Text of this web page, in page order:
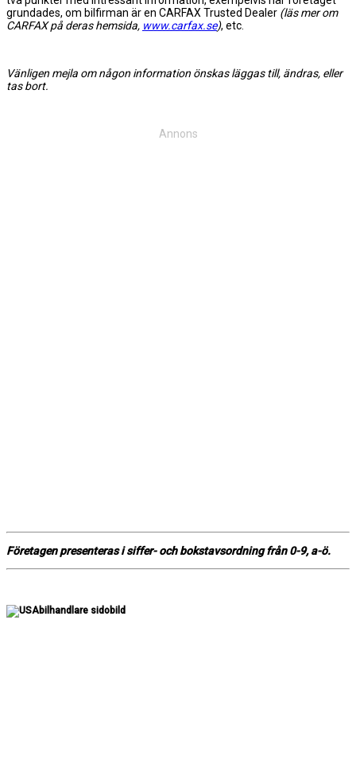
grundades, om bilfirman är en CARFAX Trusted Dealer (läs mer om
CARFAX på deras hemsida, www.carfax.se), etc.
Vänligen mejla om någon information önskas läggas till, ändras, eller
tas bort.
Annons
Företagen presenteras i siffer- och bokstavsordning från 0-9, a-ö.